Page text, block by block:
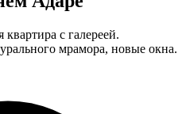
с галереей.
мрамора, новые окна.